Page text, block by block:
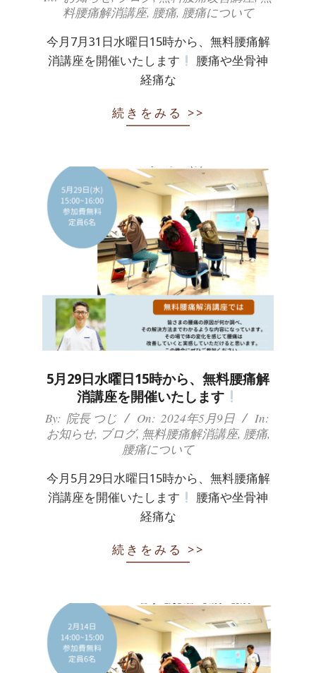
料腰痛解消講座, 腰痛, 腰痛について
今月7月31日水曜日15時から、無料腰痛解
消講座を開催いたします
腰痛や坐骨神
経痛な
続きをみる >>
5月29日水曜日15時から、無料腰痛解
消講座を開催いたします
2024-
05-
By: 院長 つじ On: 2024年5月9日
In:
お知らせ, ブログ, 無料腰痛解消講座, 腰痛,
腰痛について
今月5月29日水曜日15時から、無料腰痛解
消講座を開催いたします
腰痛や坐骨神
経痛な
続きをみる >>